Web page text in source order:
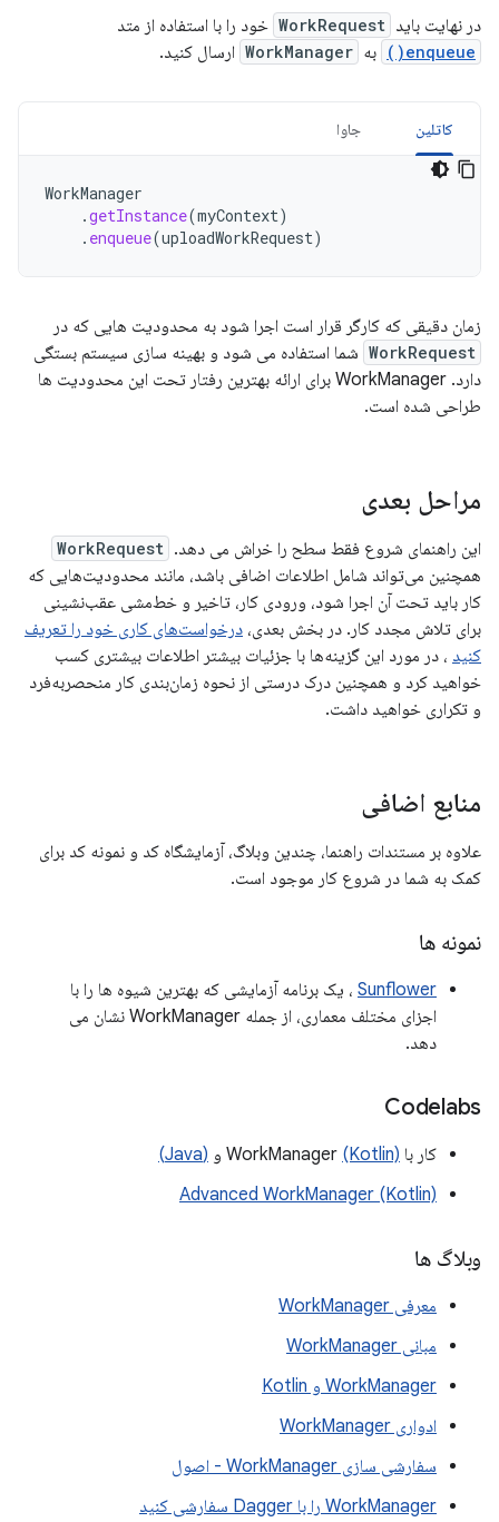
در نهایت باید WorkRequest خود را با استفاده از متد
enqueue() به WorkManager ارسال کنید.
کاتلین جاوا
WorkManager
.getInstance(myContext)
. enqueue(uploadWorkRequest)
زمان دقیقی که کارگر قرار است اجرا شود به محدودیت هایی که در
WorkRequest شما استفاده می شود و بهینه سازی سیستم بستگی
دارد. WorkManager برای ارائه بهترین رفتار تحت این محدودیت ها
طراحی شده است.
مراحل بعدی
این راهنمای شروع فقط سطح را خراش می دهد. WorkRequest
همچنین می‌تواند شامل اطلاعات اضافی باشد، مانند محدودیت‌هایی که
کار باید تحت آن اجرا شود، ورودی کار، تاخیر و خط‌مشی عقب‌نشینی
برای تلاش مجدد کار. در بخش بعدی، درخواست‌های کاری خود را تعریف
کنید ، در مورد این گزینه‌ها با جزئیات بیشتر اطلاعات بیشتری کسب
خواهید کرد و همچنین درک درستی از نحوه زمان‌بندی کار منحصربه‌فرد
و تکراری خواهید داشت.
منابع اضافی
علاوه بر مستندات راهنما، چندین وبلاگ، آزمایشگاه کد و نمونه کد برای
کمک به شما در شروع کار موجود است.
نمونه ها
Sunflower ، یک برنامه آزمایشی که بهترین شیوه ها را با
اجزای مختلف معماری، از جمله WorkManager نشان می
دهد.
Codelabs
کار با WorkManager (Kotlin) و (Java)
Advanced WorkManager (Kotlin)
وبلاگ ها
معرفی WorkManager
مبانی WorkManager
WorkManager و Kotlin
ادواری WorkManager
سفارشی سازی WorkManager - اصول
WorkManager را با Dagger سفارشی کنید